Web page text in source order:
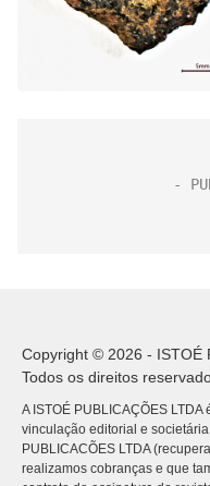
Copyright © 2026 - ISTOÉ
Todos os direitos
A ISTOÉ PUBLICAÇÕES
vinculação editorial e
PUBLICACÕES LTDA
realizamos cobranças e que